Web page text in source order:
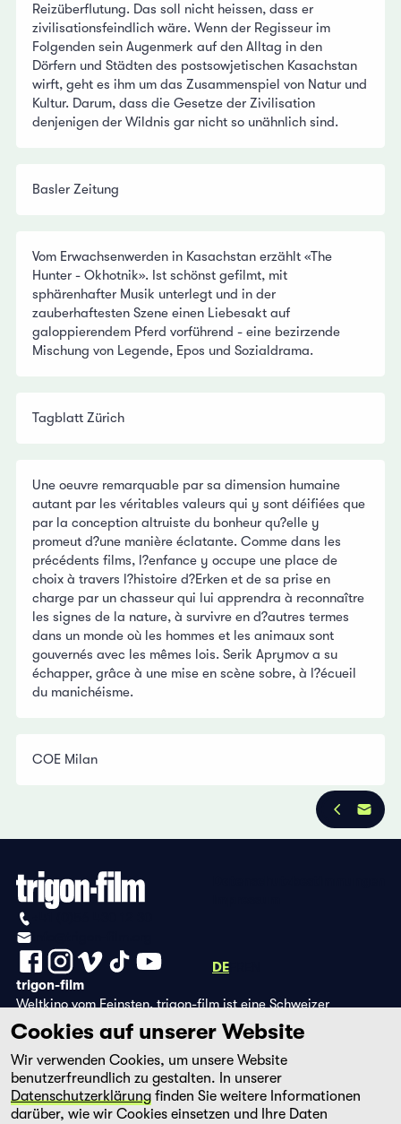
Reizüberflutung. Das soll nicht heissen, dass er
zivilisationsfeindlich wäre. Wenn der Regisseur im
Folgenden sein Augenmerk auf den Alltag in den
Dörfern und Städten des postsowjetischen Kasachstan
wirft, geht es ihm um das Zusammenspiel von Natur und
Kultur. Darum, dass die Gesetze der Zivilisation
denjenigen der Wildnis gar nicht so unähnlich sind.
Basler Zeitung
Vom Erwachsenwerden in Kasachstan erzählt «The
Hunter - Okhotnik». Ist schönst gefilmt, mit
sphärenhafter Musik unterlegt und in der
zauberhaftesten Szene einen Liebesakt auf
galoppierendem Pferd vorführend - eine bezirzende
Mischung von Legende, Epos und Sozialdrama.
Tagblatt Zürich
Une oeuvre remarquable par sa dimension humaine
autant par les véritables valeurs qui y sont déifiées que
par la conception altruiste du bonheur qu?elle y
promeut d?une manière éclatante. Comme dans les
précédents films, l?enfance y occupe une place de
choix à travers l?histoire d?Erken et de sa prise en
charge par un chasseur qui lui apprendra à reconnaître
les signes de la nature, à survivre en d?autres termes
dans un monde où les hommes et les animaux sont
gouvernés avec les mêmes lois. Serik Aprymov a su
échapper, grâce à une mise en scène sobre, à l?écueil
du manichéisme.
COE Milan
DE
trigon-film
Weltkino vom Feinsten. trigon-film ist eine Schweizer
Filmstiftung, die seit 1988 sorgfältig ausgewählte Filme aus
Lateinamerika, Asien, Afrika und dem östlichen Europa im
Kino herausbringt und eine eigene DVD-Edition sowie die
Streaming-Plattform filmingo betreibt.
Cookies auf unserer Website
Wir verwenden Cookies, um unsere Website
benutzerfreundlich zu gestalten. In unserer
Datenschutzerklärung finden Sie weitere Informationen
darüber, wie wir Cookies einsetzen und Ihre Daten